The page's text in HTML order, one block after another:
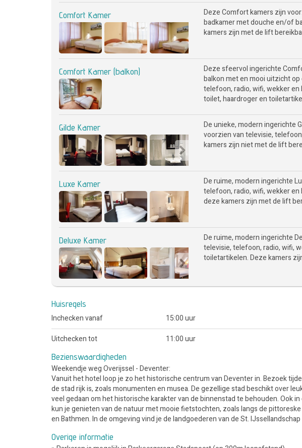
Comfort Kamer
Deze Comfort kamers zijn
badkamer met douche en/of
kamers zijn met de lift
Comfort Kamer (balkon)
Deze sfeervol ingerichte
balkon met en mooi uitzicht
telefoon, radio, wifi, wekker
toilet, haardroger en
Gilde Kamer
De unieke, modern ingerichte
voorzien van televisie,
kamers zijn niet met de lift
Luxe Kamer
De ruime, modern ingerichte
telefoon, radio, wifi, wekker
deze kamers zijn met de lift
Deluxe Kamer
De ruime, modern ingerichte
televisie, telefoon, radio, wifi,
toiletartikelen. Deze kamers
Huisregels
Inchecken vanaf
15:00 uur
Uitchecken tot
11:00 uur
Bezienswaardigheden
Weekendje weg Overijssel - Deventer:
Vanuit het hotel loop je zo het historische centrum van Deventer in. Bezoek
de stad rijk is, zoals monumenten en musea. De gezellige stad beschikt over
veel gedaan om het historische karakter van de binnenstad te behouden. Ook
kun je genieten van de natuur met mooie fietstochten, zoals langs de
en Bathmen. In de omgeving vind je de landgoederen van de St.
Overige informatie